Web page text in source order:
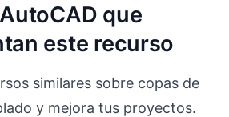
que
este recurso
similares sobre copas de
y mejora tus proyectos.